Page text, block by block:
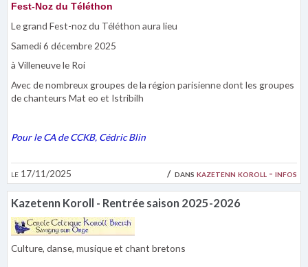
le 17/11/2025 dans kazetenn koroll - infos
Fest-Noz du Téléthon
Le grand Fest-noz du Téléthon aura lieu
Samedi 6 décembre 2025
à Villeneuve le Roi
Avec de nombreux groupes de la région parisienne dont les groupes
de chanteurs Mat eo et Istribilh
Pour le CA de CCKB, Cédric Blin
Kazetenn Koroll - Rentrée saison 2025-2026
Culture, danse, musique et chant bretons